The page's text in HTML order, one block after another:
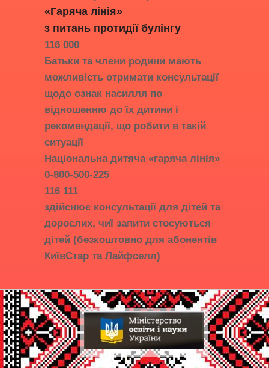
«Гаряча лінія»
з питань протидії булінгу
116 000
Батьки та члени родини мають
можливість отримати консультації
щодо ознак насилля по
відношенню до їх дитини і
рекомендації, що робити в такій
ситуації
Національна дитяча «гаряча лінія»
0-800-500-225
116 111
здійснює консультації для дітей та
дорослих, чиї запити стосуються
дітей (безкоштовно для абонентів
КиївСтар та Лайфселл)